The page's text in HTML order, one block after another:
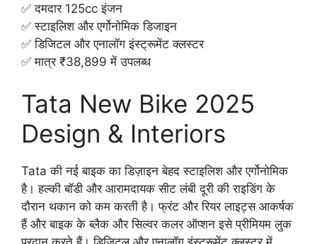
✅ दमदार 125cc इंजन
✅ स्टाइलिश और एर्गोनोमिक डिजाइन
✅ डिजिटल और एनालॉग इंस्ट्रूमेंट क्लस्टर
✅ मात्र ₹38,899 में उपलब्ध
Tata New Bike 2025
Design & Interiors
Tata की नई बाइक का डिज़ाइन बेहद स्टाइलिश और एर्गोनोमिक
है। हल्की बॉडी और आरामदायक सीट लंबी दूरी की राइडिंग के
दौरान थकान को कम करती है। फ्रंट और रियर लाइट्स आकर्षक
हैं और बाइक के ब्लैक और सिल्वर कलर ऑप्शन इसे प्रीमियम लुक